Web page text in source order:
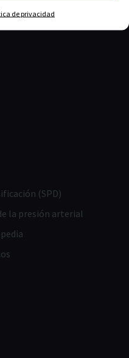
de privacidad
(SPD)
la presión arterial